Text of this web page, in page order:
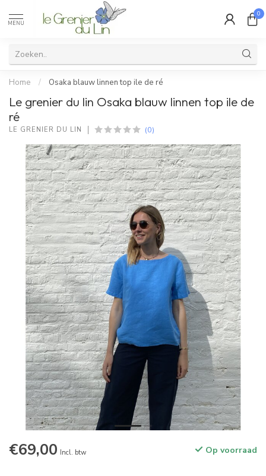
MENU
0
Home / Osaka blauw linnen top ile de ré
Le grenier du lin Osaka blauw linnen top ile de
ré
LE GRENIER DU LIN (0)
€69,00 Incl. btw Op voorraad